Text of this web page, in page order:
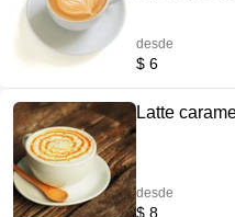
desde
$ 6
Latte
desde
$ 8